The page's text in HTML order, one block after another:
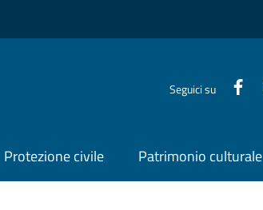
Seguici su
Protezione civile Patrimonio culturale